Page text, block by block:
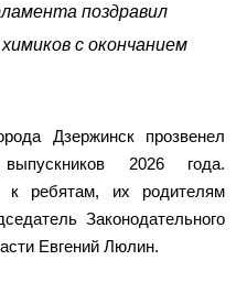
поздравил
с окончанием
Дзержинск прозвенел
2026 года.
к ребятам, их родителям
Законодательного
Евгений Люлин.